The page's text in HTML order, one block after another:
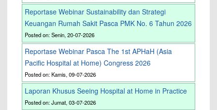
Reportase Webinar Sustainability dan Strategi
Keuangan Rumah Sakit Pasca PMK No. 6 Tahun 2026
Posted on: Senin, 20-07-2026
Reportase Webinar Pasca The 1st APHaH (Asia
Pacific Hospital at Home) Congress 2026
Posted on: Kamis, 09-07-2026
Laporan Khusus Seeing Hospital at Home in Practice
Posted on: Jumat, 03-07-2026